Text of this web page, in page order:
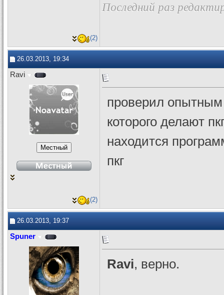
Последний раз
(2)
26.03.2013, 19:34
Ravi
проверил опытным
которого делают
находится
пкг
(2)
26.03.2013, 19:37
Spuner
Ravi, верно.